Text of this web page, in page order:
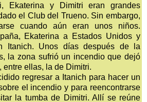
Ekaterina y Dimitri eran grandes
el Club del Trueno. Sin embargo,
cuando aún eran unos niños.
Ekaterina a Estados Unidos y
Itanich. Unos días después de la
la zona sufrió un incendio que dejó
entre ellas, la de Dimitri.
regresar a Itanich para hacer un
el incendio y para reencontrarse
la tumba de Dimitri. Allí se reúne